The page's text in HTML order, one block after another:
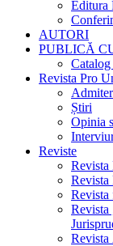
Editura
AUTORI
PUBLICĂ
Revista Pro
Știri
Opinia
Reviste
Revista
Revista
Revista
Revista